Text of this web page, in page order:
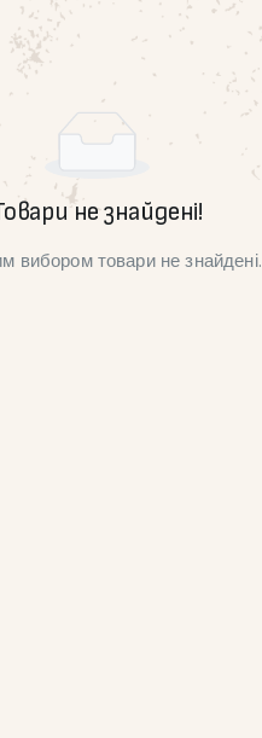
не знайдені!
вибором товари не знайдені.